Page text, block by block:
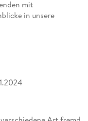
mit
in unsere